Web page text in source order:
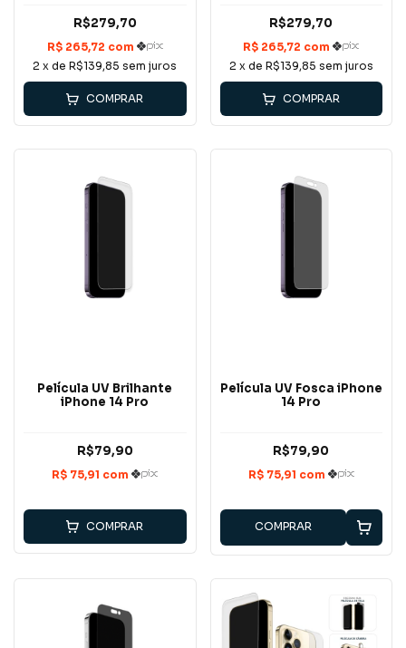
R$279,70
2 x deR$139,85 sem juros
COMPRAR
R$279,70
2 x de R$139,85 sem juros
COMPRAR
Película UV Brilhante
iPhone 14 Pro
R$79,90
COMPRAR
Película UV Fosca iPhone
14 Pro
R$79,90
COMPRAR